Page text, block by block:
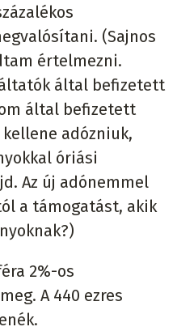
(Sajnos
értelmezni.
által befizetett
által befizetett
adózniuk,
óriási
Az új adónemmel
a támogatást, akik
2%-os
A 440 ezres